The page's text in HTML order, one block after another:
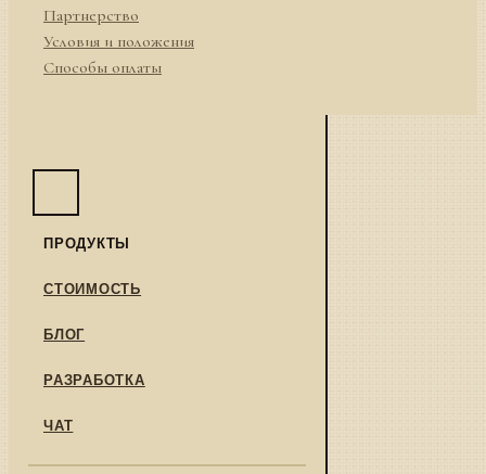
Партнерство
Условия и положения
Способы оплаты
ПРОДУКТЫ
СТОИМОСТЬ
БЛОГ
РАЗРАБОТКА
ЧАТ